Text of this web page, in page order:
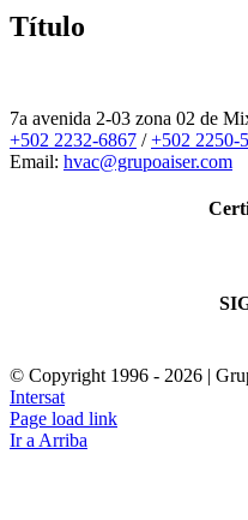
Título
7a avenida 2-03 zona 02 de
+502 2232-6867 /+502 2250-
Email: hvac@grupoaiser.com
© Copyright 1996 - 2026 |
Intersat
Page load link
Ir a Arriba